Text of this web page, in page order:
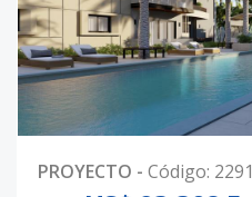
PROYECTO - Código: 2291